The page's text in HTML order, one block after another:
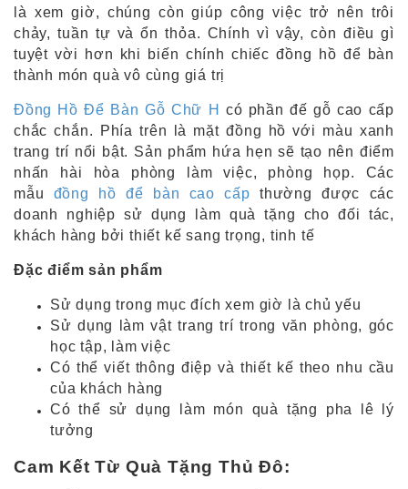
là xem giờ, chúng còn giúp công việc trở nên trôi
chảy, tuần tự và ổn thỏa. Chính vì vậy, còn điều gì
tuyệt vời hơn khi biến chính chiếc đồng hồ để bàn
thành món quà vô cùng giá trị
Đồng Hồ Để Bàn Gỗ Chữ H có phần đế gỗ cao cấp
chắc chắn. Phía trên là mặt đồng hồ với màu xanh
trang trí nổi bật. Sản phẩm hứa hẹn sẽ tạo nên điểm
nhấn hài hòa phòng làm việc, phòng họp. Các
mẫu đồng hồ để bàn cao cấp thường được các
doanh nghiệp sử dụng làm quà tặng cho đối tác,
khách hàng bởi thiết kế sang trọng, tinh tế
Đặc điểm sản phẩm
Sử dụng trong mục đích xem giờ là chủ yếu
Sử dụng làm vật trang trí trong văn phòng, góc
học tập, làm việc
Có thể viết thông điệp và thiết kế theo nhu cầu
của khách hàng
Có thể sử dụng làm món quà tặng pha lê lý
tưởng
Cam Kết Từ Quà Tặng Thủ Đô: